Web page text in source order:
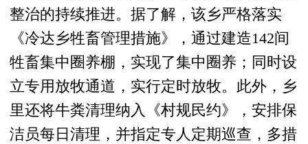
整治的持续推进。据了解，该乡严格落实
《冷达乡牲畜管理措施》，通过建造142间
牲畜集中圈养棚，实现了集中圈养；同时设
立专用放牧通道，实行定时放牧。此外，乡
里还将牛粪清理纳入《村规民约》，安排保
洁员每日清理，并指定专人定期巡查，多措